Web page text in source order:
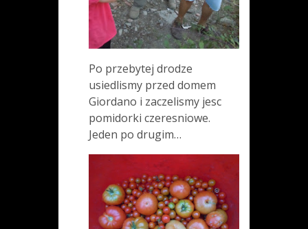
Po przebytej drodze
usiedlismy przed domem
Giordano i zaczelismy jesc
pomidorki czeresniowe.
Jeden po drugim…